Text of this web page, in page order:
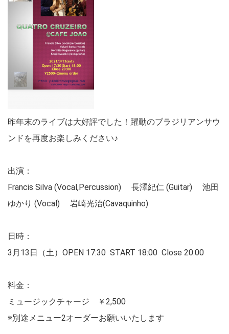
昨年末のライブは大好評でした！躍動のブラジリアンサウ
ンドを再度お楽しみください♪
出演：
Francis Silva (Vocal,Percussion) 長澤紀仁 (Guitar) 池田
ゆかり (Vocal) 岩崎光治(Cavaquinho)
日時：
3月13日（土）OPEN 17:30 START 18:00 Close 20:00
料金：
ミュージックチャージ ￥2,500
※別途メニュー2オーダーお願いいたします